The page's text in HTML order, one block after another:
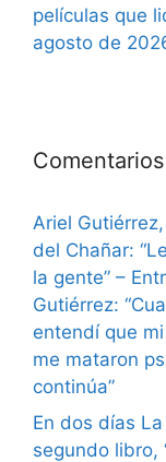
películas que
agosto de
Ariel
del Chañar:
la gente” –
Gutiérrez:
entendí que
me mataron
continúa”
En dos días
segundo libro,